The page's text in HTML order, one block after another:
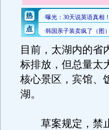
目前，太湖内的省
标排放，但总量太
核心景区，宾馆、
湖。
草案规定，禁止